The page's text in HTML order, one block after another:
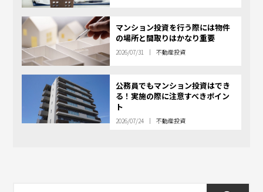
マンション投資を行う際には物件
の場所と間取りはかなり重要
2026/07/31 不動産投資
公務員でもマンション投資はでき
る！実施の際に注意すべきポイン
ト
2026/07/24 不動産投資